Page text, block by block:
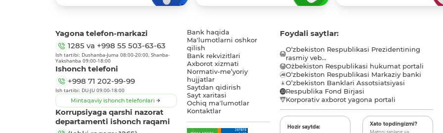
Yagona telefon-markazi
1285 va +998 55 503-63-63
Ish tartibi: Dushanba-Juma 08:00-20:00, Shanba-
Yakshanba 09:00-18:00
Ishonch telefoni
+998 71 202-99-99
Ish tartibi: DU-JU 09:00-18:00
Mintaqaviy ishonch telefonlari
Korrupsiyaga qarshi nazorat
departamenti ishonch raqami
Bank haqida
Ma'lumotlarni oshkor
qilish
Bank rekvizitlari
Axborot xizmati
Normativ-me’yoriy
hujjatlar
Saytdan qidirish
Sayt xaritasi
Ochiq ma'lumotlar
Kontaktlar
Foydali saytlar:
O‘zbekiston Respublikasi Prezidentining
rasmiy veb...
O`zbekiston Respublikasi hukumat portali
O‘zbekiston Respublikasi Markaziy banki
O’zbekiston Banklari Assotsiatsiyasi
Respublika Fond Birjasi
Korporativ axborot yagona portali
Hozir saytda:
Xato topdingizmi?
Matnni tanlang va